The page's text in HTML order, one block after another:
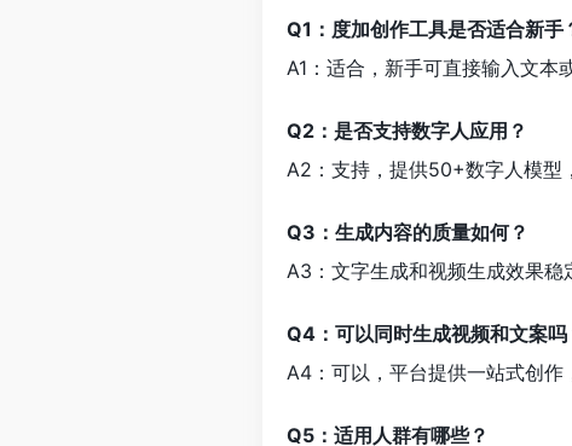
Q1：度加创作工具是否适合新手
A1：适合，新手可直接输入文本
Q2：是否支持数字人应用？
A2：支持，提供50+数字人模型
Q3：生成内容的质量如何？
A3：文字生成和视频生成效果稳
Q4：可以同时生成视频和文案吗
A4：可以，平台提供一站式创作
Q5：适用人群有哪些？